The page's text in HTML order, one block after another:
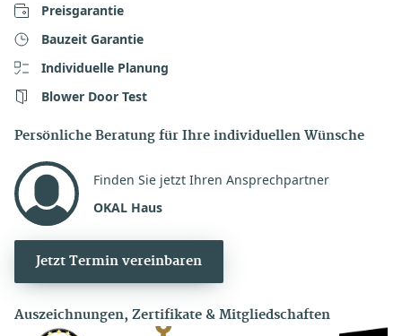
Preisgarantie
Bauzeit Garantie
Individuelle Planung
Blower Door Test
Persönliche Beratung für Ihre individuellen Wünsche
Finden Sie jetzt Ihren Ansprechpartner
OKAL Haus
Jetzt Termin vereinbaren
Auszeichnungen, Zertifikate & Mitgliedschaften